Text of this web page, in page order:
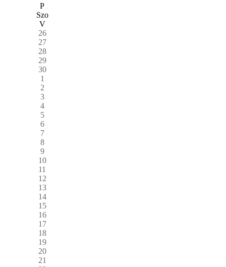
P
Szo
V
26
27
28
29
30
1
2
3
4
5
6
7
8
9
10
11
12
13
14
15
16
17
18
19
20
21